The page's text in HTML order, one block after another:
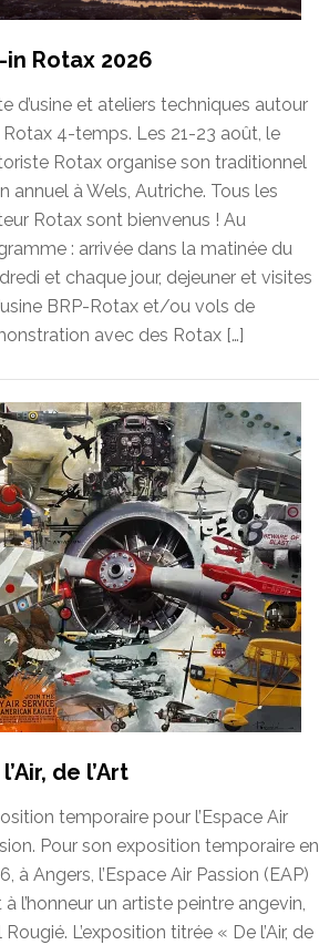
in Rotax 2026
d’usine et ateliers techniques autour
Rotax 4-temps. Les 21-23 août, le
Rotax organise son traditionnel
annuel à Wels, Autriche. Tous les
Rotax sont bienvenus ! Au
: arrivée dans la matinée du
et chaque jour, dejeuner et visites
BRP-Rotax et/ou vols de
avec des Rotax […]
de l’Art
temporaire pour l’Espace Air
Pour son exposition temporaire en
à Angers, l’Espace Air Passion (EAP)
à l’honneur un artiste peintre angevin,
Rougié. L’exposition titrée « De l’Air, de